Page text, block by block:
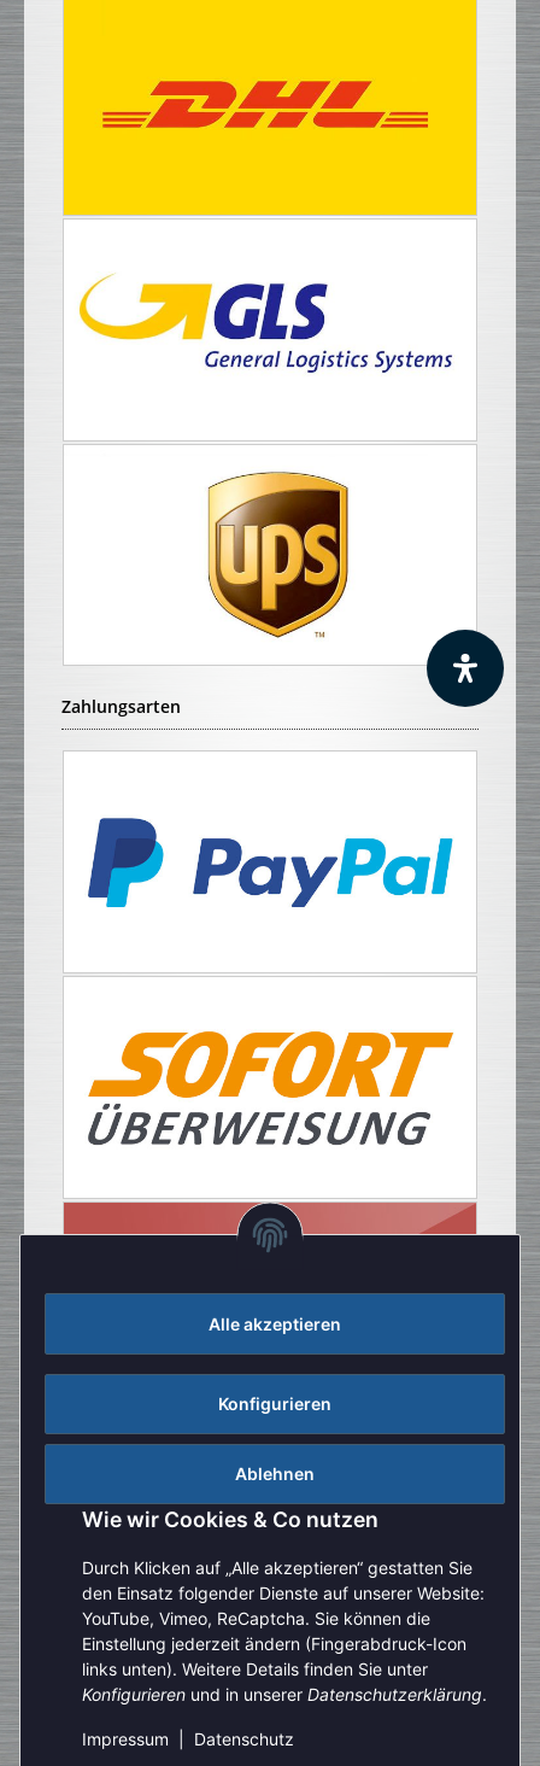
Alle akzeptieren
Konfigurieren
Ablehnen
Wie wir Cookies & Co nutzen
Durch Klicken auf „Alle akzeptieren“ gestatten Sie
den Einsatz folgender Dienste auf unserer Website:
YouTube, Vimeo, ReCaptcha. Sie können die
Einstellung jederzeit ändern (Fingerabdruck-Icon
links unten). Weitere Details finden Sie unter
Konfigurieren und in unserer Datenschutzerklärung.
Impressum Datenschutz
Aufgrund der Urlaubszeit kann es aktuell zu verlängerten
Bearbeitungszeiten kommen. Bitte beachten Sie außerdem,
eingeschränkt zur Verfügung steht. Vielen Dank für Ihre
Zahlungsarten
Vertrag widerrufen